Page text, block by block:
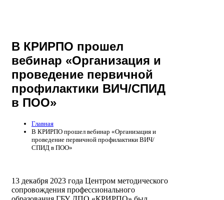
В КРИРПО прошел
вебинар «Организация и
проведение первичной
профилактики ВИЧ/СПИД
в ПОО»
Главная
В КРИРПО прошел вебинар «Организация и
проведение первичной профилактики ВИЧ/
СПИД в ПОО»
13 декабря 2023 года Центром методического
сопровождения профессионального